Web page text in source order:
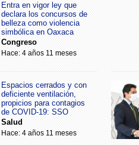
Entra en vigor ley que
declara los concursos de
belleza como violencia
simbólica en Oaxaca
Congreso
Hace: 4 años 11 meses
Espacios cerrados y con
deficiente ventilación,
propicios para contagios
de COVID-19: SSO
Salud
Hace: 4 años 11 meses